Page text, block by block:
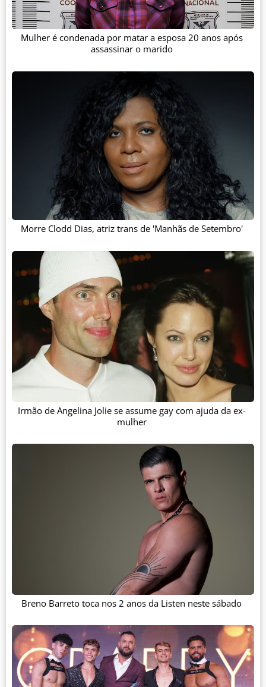
Mulher é condenada por matar a esposa 20 anos após
assassinar o marido
Morre Clodd Dias, atriz trans de 'Manhãs de Setembro'
Irmão de Angelina Jolie se assume gay com ajuda da ex-
mulher
Breno Barreto toca nos 2 anos da Listen neste sábado